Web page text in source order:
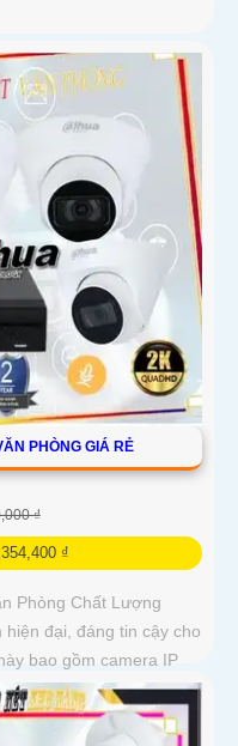
PHÒNG GIÁ RẺ
₫
₫
Phòng Chất Lượng
đại, đáng tin cậy cho
bao gồm camera IP
sắc nét và chi tiết